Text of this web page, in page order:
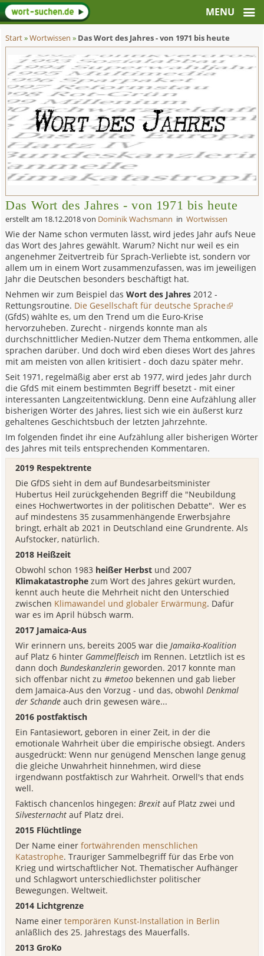
Start»Wortwissen » Das Wort des Jahres - von 1971 bis heute
Das Wort des Jahres - von 1971 bis heute
erstellt am 18.12.2018von Dominik Wachsmann inWortwissen
Wie der Name schon vermuten lässt, wird jedes Jahr aufs Neue
das Wort des Jahres gewählt. Warum? Nicht nur weil es ein
angenehmer Zeitvertreib für Sprach-Verliebte ist, sondern vor
allem um in einem Wort zusammenzufassen, was im jeweiligen
Jahr die Deutschen besonders beschäftigt hat.
Nehmen wir zum Beispiel dasWort des Jahres 2012 -
Rettungsroutine. Die Gesellschaft für deutsche Sprache
(GfdS) wählte es, um den Trend um die Euro-Krise
hervorzuheben. Zurecht - nirgends konnte man als
durchschnittlicher Medien-Nutzer dem Thema entkommen, alle
sprachen darüber. Und doch wird eben dieses Wort des Jahres
mit am meisten von allen kritisiert - doch dazu später mehr.
Seit 1971, regelmäßig aber erst ab 1977, wird jedes Jahr durch
die GfdS mit einem bestimmten Begriff besetzt - mit einer
interessanten Langzeitentwicklung. Denn eine Aufzählung aller
bisherigen Wörter des Jahres, liest sich wie ein äußerst kurz
gehaltenes Geschichtsbuch der letzten Jahrzehnte.
Im folgenden findet ihr eine Aufzählung aller bisherigen Wörter
des Jahres mit teils entsprechenden Kommentaren.
2019 Respektrente
Die GfDS sieht in dem auf Bundesarbeitsminister
Hubertus Heil zurückgehenden Begriff die "Neubildung
eines Hochwertwortes in der politischen Debatte". Wer es
auf mindestens 35 zusammenhängende Erwerbsjahre
bringt, erhält ab 2021 in Deutschland eine Grundrente. Als
Aufstocker, natürlich.
2018 Heißzeit
Obwohl schon 1983 heißer Herbst und 2007
Klimakatastrophe zum Wort des Jahres gekürt wurden,
kennt auch heute die Mehrheit nicht den Unterschied
zwischen Klimawandel und globaler Erwärmung. Dafür
war es im April hübsch warm.
2017 Jamaica-Aus
Wir erinnern uns, bereits 2005 war die Jamaika-Koalition
auf Platz 6 hinter Gammelfleisch im Rennen. Letztlich ist es
dann doch Bundeskanzlerin geworden. 2017 konnte man
sich offenbar nicht zu#metoo bekennen und gab lieber
dem Jamaica-Aus den Vorzug - und das, obwohl Denkmal
der Schande auch drin gewesen wäre...
2016 postfaktisch
Ein Fantasiewort, geboren in einer Zeit, in der die
emotionale Wahrheit über die empirische obsiegt. Anders
ausgedrückt: Wenn nur genügend Menschen lange genug
die gleiche Unwahrheit hinnehmen, wird diese
irgendwann postfaktisch zur Wahrheit. Orwell's that ends
well.
Faktisch chancenlos hingegen: Brexit auf Platz zwei und
Silvesternacht auf Platz drei.
2015 Flüchtlinge
Der Name einerfortwährenden menschlichen
Katastrophe. Trauriger Sammelbegriff für das Erbe von
Krieg und wirtschaftlicher Not. Thematischer Aufhänger
und Schlagwort unterschiedlichster politischer
Bewegungen. Weltweit.
2014 Lichtgrenze
Name einertemporären Kunst-Installation in Berlin
anläßlich des 25. Jahrestags des Mauerfalls.
2013 GroKo